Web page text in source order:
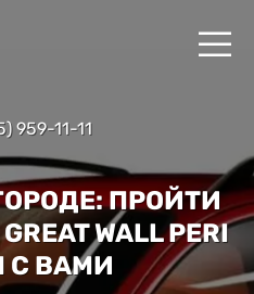
959-11-11
ПРОЙТИ
WALL PERI
С ВАМИ